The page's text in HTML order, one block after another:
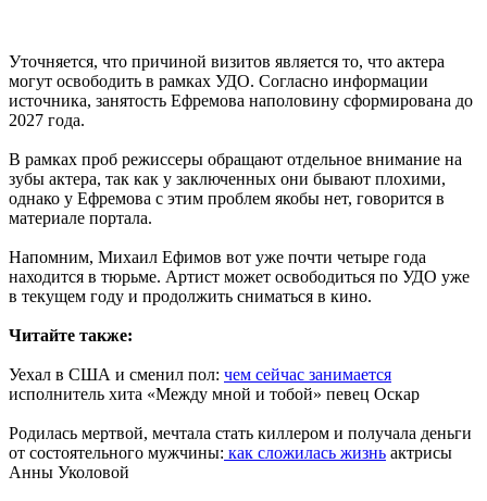
Уточняется, что причиной визитов является то, что актера
могут освободить в рамках УДО. Согласно информации
источника, занятость Ефремова наполовину сформирована до
2027 года.
В рамках проб режиссеры обращают отдельное внимание на
зубы актера, так как у заключенных они бывают плохими,
однако у Ефремова с этим проблем якобы нет, говорится в
материале портала.
Напомним, Михаил Ефимов вот уже почти четыре года
находится в тюрьме. Артист может освободиться по УДО уже
в текущем году и продолжить ​сниматься в кино.
Читайте также:
Уехал в США и сменил пол: чем сейчас занимается
исполнитель хита «Между мной и тобой» певец Оскар
Родилась мертвой, мечтала стать киллером и получала деньги
от состоятельного мужчины: как сложилась жизнь актрисы
Анны Уколовой